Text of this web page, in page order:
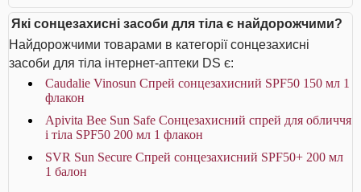
Які сонцезахисні засоби для тіла є найдорожчими?
Найдорожчими товарами в категорії сонцезахисні
засоби для тіла інтернет-аптеки DS є:
Caudalie Vinosun Спрей сонцезахисний SPF50 150 мл 1
флакон
Apivita Bee Sun Safe Сонцезахисний спрей для обличчя
і тіла SPF50 200 мл 1 флакон
SVR Sun Secure Спрей сонцезахисний SPF50+ 200 мл
1 балон